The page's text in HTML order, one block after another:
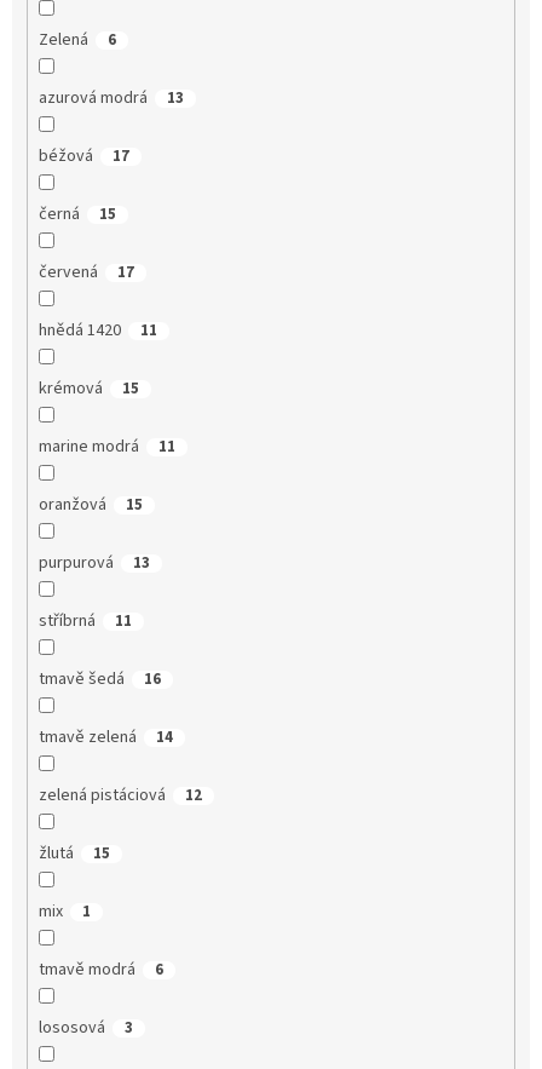
Zelená 6
azurová modrá 13
béžová 17
černá 15
červená 17
hnědá 1420 11
krémová 15
marine modrá 11
oranžová 15
purpurová 13
stříbrná 11
tmavě šedá 16
tmavě zelená 14
zelená pistáciová 12
žlutá 15
mix 1
tmavě modrá 6
lososová 3